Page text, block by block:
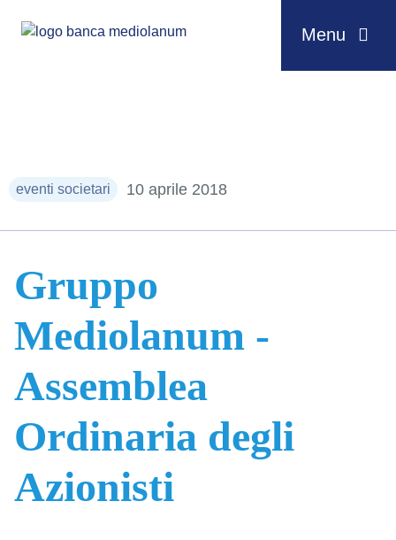
Menu
eventi societari 10 aprile 2018
Gruppo
Mediolanum -
Assemblea
Ordinaria degli
Azionisti